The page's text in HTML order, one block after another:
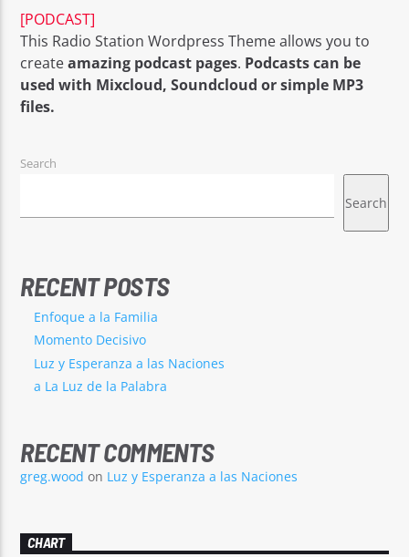
[PODCAST]
This Radio Station Wordpress Theme allows you to
createamazing podcast pages. Podcasts can be
used with Mixcloud, Soundcloud or simple MP3
files.
Search
Search
RECENT POSTS
Enfoque a la Familia
Momento Decisivo
Luz y Esperanza a las Naciones
a La Luz de la Palabra
RECENT COMMENTS
greg.wood on Luz y Esperanza a las Naciones
CHART